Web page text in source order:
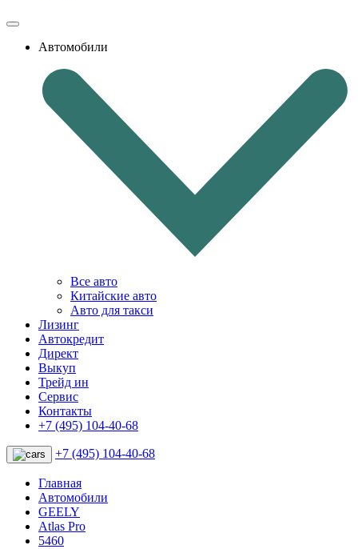
Автомобили
Все авто
Китайские авто
Авто для такси
Лизинг
Автокредит
Директ
Выкуп
Трейд ин
Сервис
Контакты
+7 (495) 104-40-68
+7 (495) 104-40-68
Главная
Автомобили
GEELY
Atlas Pro
5460